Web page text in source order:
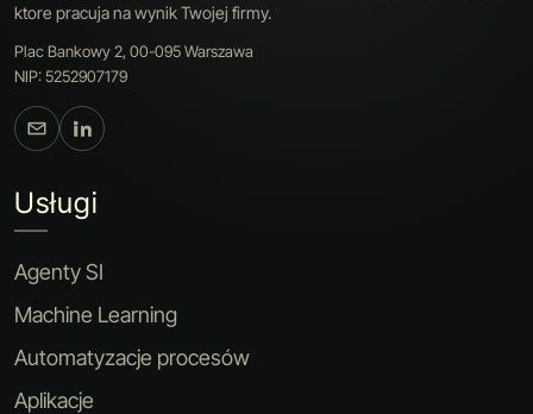
ktore pracuja na wynik Twojej firmy.
Plac Bankowy 2, 00-095 Warszawa
NIP: 5252907179
Usługi
Agenty SI
Machine Learning
Automatyzacje procesów
Aplikacje